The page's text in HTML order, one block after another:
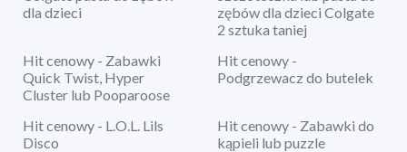
dla dzieci
zębów dla dzieci Colgate
2 sztuka taniej
Hit cenowy - Zabawki
Quick Twist, Hyper
Cluster lub Pooparoose
Hit cenowy -
Podgrzewacz do butelek
Hit cenowy - L.O.L. Lils
Disco
Hit cenowy - Zabawki do
kąpieli lub puzzle